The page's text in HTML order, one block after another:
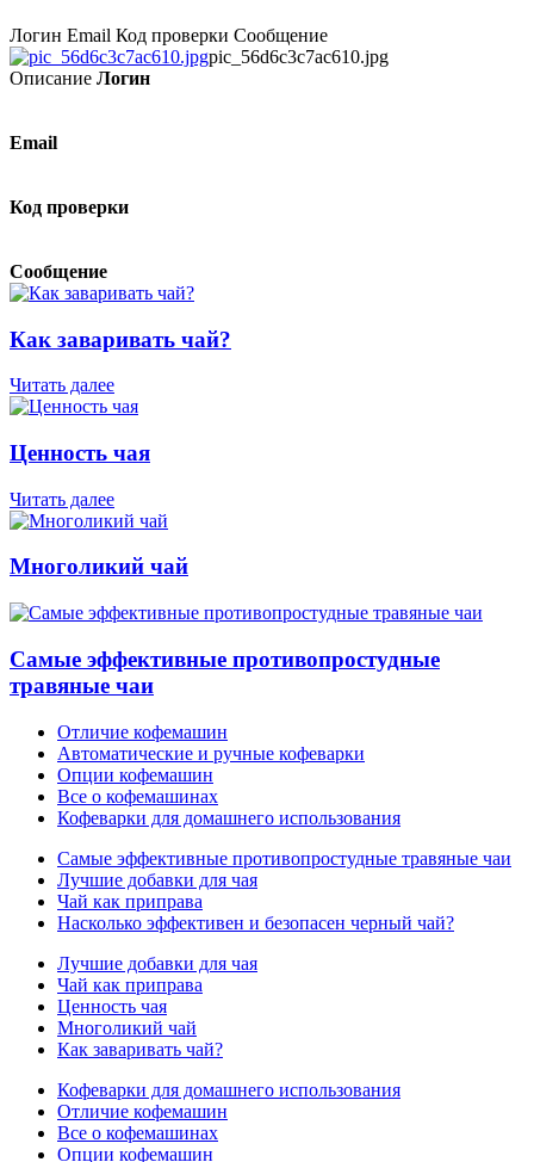
Логин Email Код проверки Сообщение
pic_56d6c3c7ac610.jpg
Описание Логин
Email
Код проверки
Сообщение
Как заваривать чай?
Читать далее
Ценность чая
Читать далее
Многоликий чай
Самые эффективные противопростудные
травяные чаи
Отличие кофемашин
Автоматические и ручные кофеварки
Опции кофемашин
Все о кофемашинах
Кофеварки для домашнего использования
Самые эффективные противопростудные травяные чаи
Лучшие добавки для чая
Чай как приправа
Насколько эффективен и безопасен черный чай?
Лучшие добавки для чая
Чай как приправа
Ценность чая
Многоликий чай
Как заваривать чай?
Кофеварки для домашнего использования
Отличие кофемашин
Все о кофемашинах
Опции кофемашин